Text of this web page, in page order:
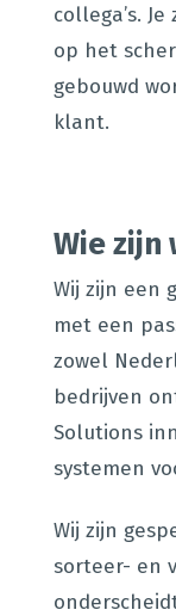
collega’s.
op het
gebouwd
klant.
Wie zijn
Wij zijn een
met een
zowel
bedrijven
Solutions
systemen
Wij zijn
sorteer- en